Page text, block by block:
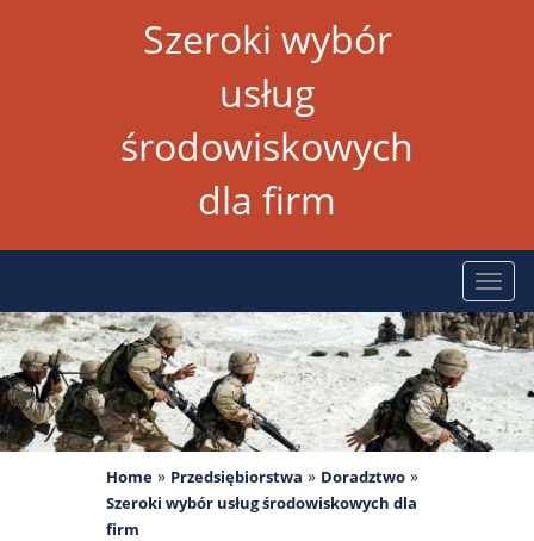
Szeroki wybór
usług
środowiskowych
dla firm
Home » Przedsiębiorstwa » Doradztwo »
Szeroki wybór usług środowiskowych dla
firm